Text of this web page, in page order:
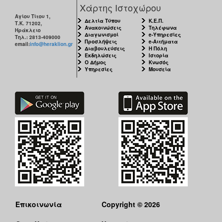
Αγίου Τίτου 1,
Τ.Κ. 71202,
Ηράκλειο
Τηλ.: 2813-409000
email:info@heraklion.gr
Χάρτης Ιστοχώρου
Δελτία Τύπου
Ανακοινώσεις
Διαγωνισμοί
Προσλήψεις
Διαβουλεύσεις
Εκδηλώσεις
Ο Δήμος
Υπηρεσίες
Κ.Ε.Π.
Τηλέφωνα
e-Υπηρεσίες
e-Αιτήματα
Η Πόλη
Ιστορία
Κνωσός
Μουσεία
Επικοινωνία
Copyright © 2026